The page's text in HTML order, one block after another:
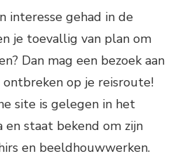
interesse gehad in de
je toevallig van plan om
Dan mag een bezoek aan
op je reisroute!
site is gelegen in het
en staat bekend om zijn
en beeldhouwwerken.